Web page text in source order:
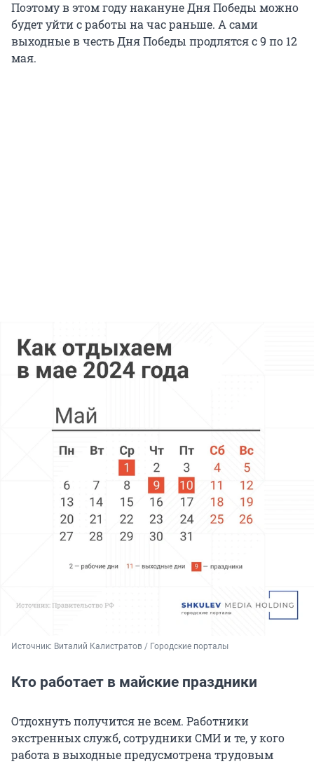
Поэтому в этом году накануне Дня Победы можно
будет уйти с работы на час раньше. А сами
выходные в честь Дня Победы продлятся с 9 по 12
мая.
Источник: Виталий Калистратов / Городские порталы
Кто работает в майские праздники
Отдохнуть получится не всем. Работники
экстренных служб, сотрудники СМИ и те, у кого
работа в выходные предусмотрена трудовым